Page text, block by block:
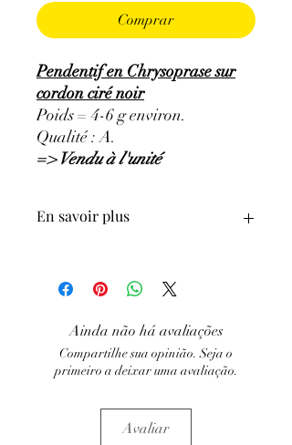
Comprar
Pendentif en Chrysoprase sur
cordon ciré noir
Poids = 4-6 g environ.
Qualité : A.
=> Vendu à l'unité
En savoir plus
Minéraux en Lithothérapie n'exclut en
aucun cas la poursuite d'un traitement
C'est un complément.
Ainda não há avaliações
Compartilhe sua opinião. Seja o
primeiro a deixar uma avaliação.
Avaliar